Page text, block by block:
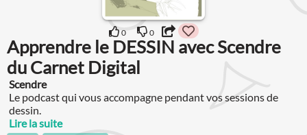
0 0
Apprendre le DESSIN avec Scendre
du Carnet Digital
Scendre
Le podcast qui vous accompagne pendant vos sessions de
dessin.
Lire la suite